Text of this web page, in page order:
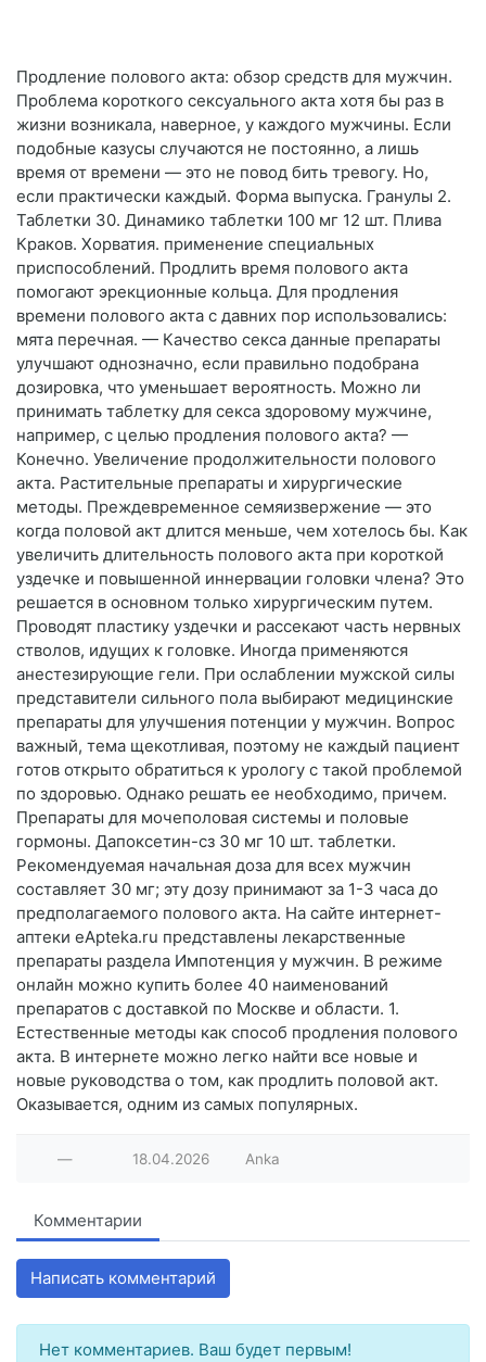
Продление полового акта: обзор средств для мужчин.
Проблема короткого сексуального акта хотя бы раз в
жизни возникала, наверное, у каждого мужчины. Если
подобные казусы случаются не постоянно, а лишь
время от времени — это не повод бить тревогу. Но,
если практически каждый. Форма выпуска. Гранулы 2.
Таблетки 30. Динамико таблетки 100 мг 12 шт. Плива
Краков. Хорватия. применение специальных
приспособлений. Продлить время полового акта
помогают эрекционные кольца. Для продления
времени полового акта с давних пор использовались:
мята перечная. — Качество секса данные препараты
улучшают однозначно, если правильно подобрана
дозировка, что уменьшает вероятность. Можно ли
принимать таблетку для секса здоровому мужчине,
например, с целью продления полового акта? —
Конечно. Увеличение продолжительности полового
акта. Растительные препараты и хирургические
методы. Преждевременное семяизвержение — это
когда половой акт длится меньше, чем хотелось бы. Как
увеличить длительность полового акта при короткой
уздечке и повышенной иннервации головки члена? Это
решается в основном только хирургическим путем.
Проводят пластику уздечки и рассекают часть нервных
стволов, идущих к головке. Иногда применяются
анестезирующие гели. При ослаблении мужской силы
представители сильного пола выбирают медицинские
препараты для улучшения потенции у мужчин. Вопрос
важный, тема щекотливая, поэтому не каждый пациент
готов открыто обратиться к урологу с такой проблемой
по здоровью. Однако решать ее необходимо, причем.
Препараты для мочеполовая системы и половые
гормоны. Дапоксетин-сз 30 мг 10 шт. таблетки.
Рекомендуемая начальная доза для всех мужчин
составляет 30 мг; эту дозу принимают за 1-3 часа до
предполагаемого полового акта. На сайте интернет-
аптеки еApteka.ru представлены лекарственные
препараты раздела Импотенция у мужчин. В режиме
онлайн можно купить более 40 наименований
препаратов с доставкой по Москве и области. 1.
Естественные методы как способ продления полового
акта. В интернете можно легко найти все новые и
новые руководства о том, как продлить половой акт.
Оказывается, одним из самых популярных.
— 18.04.2026 Anka
Комментарии
Написать комментарий
Нет комментариев. Ваш будет первым!